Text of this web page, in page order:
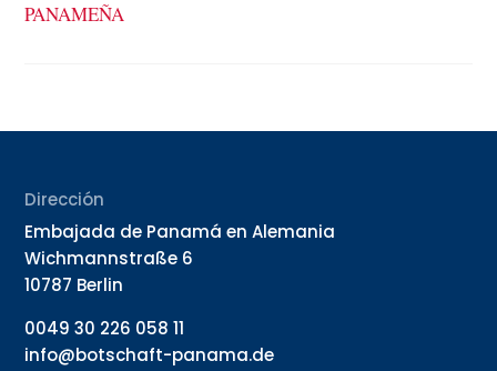
PANAMEÑA
Dirección
Embajada de Panamá en Alemania
Wichmannstraße 6
10787 Berlin
0049 30 226 058 11
info@botschaft-panama.de